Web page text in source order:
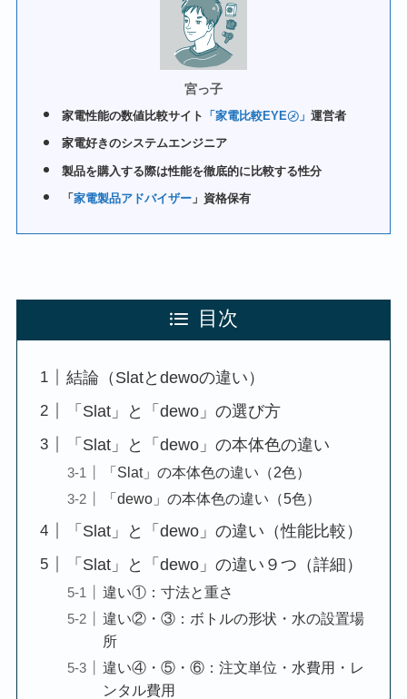
宮っ子
家電性能の数値比較サイト 「家電比較EYE㋱」運営者
家電好きのシステムエンジニア
製品を購入する際は性能を徹底的に比較する性分
「家電製品アドバイザー 」資格保有
目次
結論（Slatとdewoの違い）
「Slat」と「dewo」の選び方
「Slat」と「dewo」の本体色の違い
「Slat」の本体色の違い（2色）
「dewo」の本体色の違い（5色）
「Slat」と「dewo」の違い（性能比較）
「Slat」と「dewo」の違い９つ（詳細）
違い①：寸法と重さ
違い②・③：ボトルの形状・水の設置場
所
違い④・⑤・⑥：注文単位・水費用・レ
ンタル費用